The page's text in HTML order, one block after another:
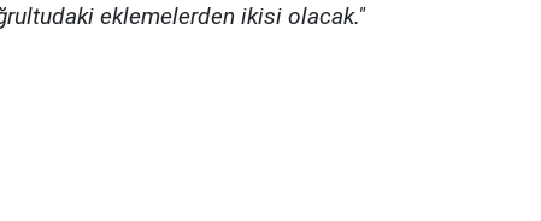
eklemelerden ikisi olacak."